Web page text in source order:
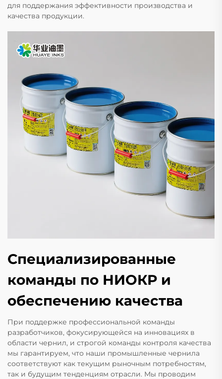
для поддержания эффективности производства и
качества продукции.
Специализированные
команды по НИОКР и
обеспечению качества
При поддержке профессиональной команды
разработчиков, фокусирующейся на инновациях в
области чернил, и строгой команды контроля качества
мы гарантируем, что наши промышленные чернила
соответствуют как текущим рыночным потребностям,
так и будущим тенденциям отрасли. Мы проводим